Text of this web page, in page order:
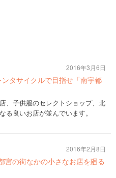
ンタサイクルで目指せ「南宇都
、子供服のセレクトショップ、北
る良いお店が並んでいます。
2016年3月6日
宮の街なかの小さなお店を廻る
2016年2月8日